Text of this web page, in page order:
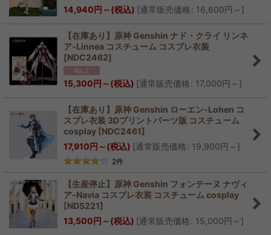
14,940円 ～(税込) [通常販売価格: 16,600円 ～ ]
【在庫あり】原神 Genshin ナド・クライ リンネ
ア-Linnea コスチューム コスプレ衣装
[NDC2462]
15,300 円 ～(税込) [通常販売価格: 17,000 円 ～ ]
【在庫あり】原神 Genshin ローエン-Lohen コ
スプレ衣装 3Dプリントパーツ版 コスチューム
cosplay [NDC2461]
17,910 円 ～(税込) [通常販売価格: 19,900 円 ～ ]
2件
【生産停止】原神 Genshin フォンテーヌ ナヴィ
ア-Navia コスプレ衣装 コスチューム cosplay
[ND5221]
13,500円 ～(税込) [通常販売価格: 15,000円 ～ ]